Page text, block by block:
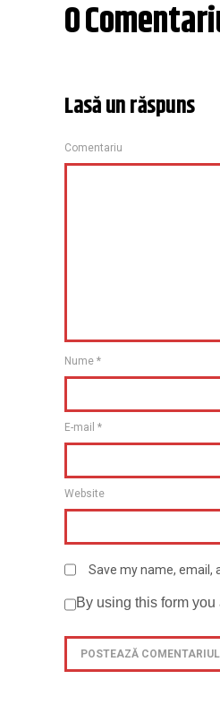
0
Lasă un răspuns
Comentariu
Nume *
E-mail *
Website
Save my name, email,
By using this form